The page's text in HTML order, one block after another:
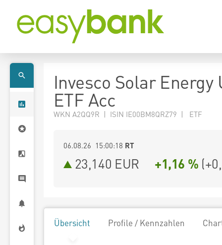
Invesco Solar Energy
ETF Acc
WKN A2QQ9R | ISIN IE00BM8QRZ79 | ETF
06.08.26 15:00:18 RT
23,140 EUR +1,16 % (
Übersicht Profile / Kennzahlen